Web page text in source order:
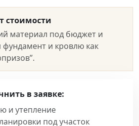
стоимости
материал под бюджет и
фундамент и кровлю как
в заявке:
и утепление
под участок